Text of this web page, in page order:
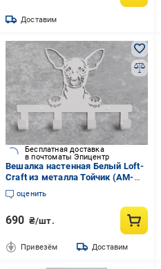
Доставим
Бесплатная доставка
в почтоматы Эпицентр
Вешалка настенная Белый Loft-
Craft из металла Тойчик (AM-
004-wh)
оценить
690 ₴/шт.
Привезём Доставим